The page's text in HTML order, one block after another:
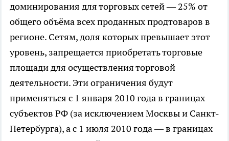
доминирования для торговых сетей — 25% от
общего объёма всех проданных продтоваров в
регионе. Сетям, доля которых превышает этот
уровень, запрещается приобретать торговые
площади для осуществления торговой
деятельности. Эти ограничения будут
применяться с 1 января 2010 года в границах
субъектов РФ (за исключением Москвы и Санкт-
Петербурга), а с 1 июля 2010 года — в границах